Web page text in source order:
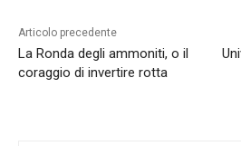
Articolo precedente
La Ronda degli ammoniti, o il
coraggio di invertire rotta